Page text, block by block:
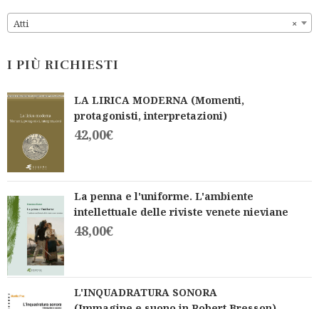
f
f
×
Atti
I PIÙ RICHIESTI
LA LIRICA MODERNA (Momenti,
protagonisti, interpretazioni)
42,00€
La penna e l'uniforme. L'ambiente
intellettuale delle riviste venete nieviane
48,00€
L'INQUADRATURA SONORA